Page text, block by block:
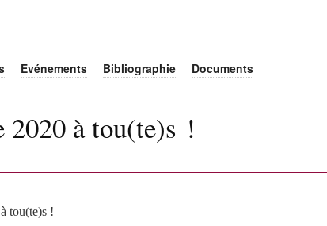
Evénements Bibliographie Documents
2020 à tou(te)s !
tou(te)s !